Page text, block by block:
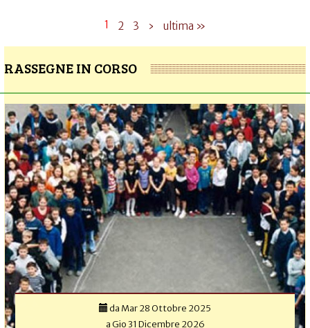
1 2 3 › ultima »
RASSEGNE IN CORSO
da Mar 28 Ottobre 2025
aGio 31 Dicembre 2026